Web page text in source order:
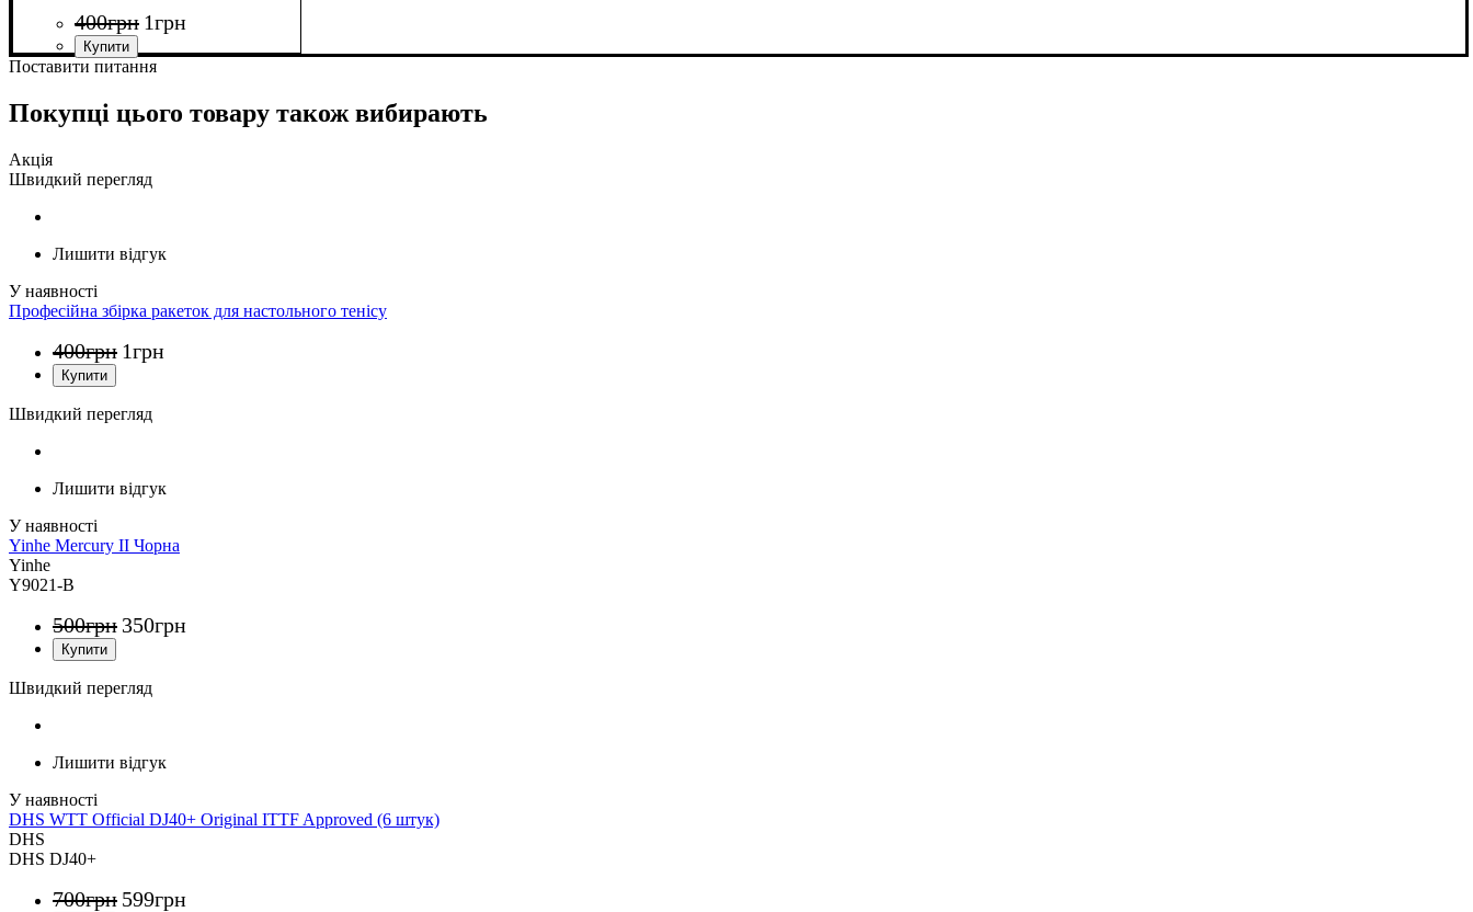
400грн 1грн
Поставити питання
Покупці цього товару також вибирають
Акція
Швидкий перегляд
Лишити відгук
Професійна збірка ракеток для настольного тенісу
400грн 1грн
Швидкий перегляд
Лишити відгук
Yinhe Mercury II Чорна
Yinhe
Y9021-B
500грн 350грн
Швидкий перегляд
Лишити відгук
DHS WTT Official DJ40+ Original ITTF Approved (6 штук)
DHS
DHS DJ40+
700грн 599грн